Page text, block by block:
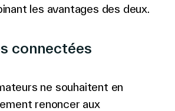
les avantages des deux.
connectées
ne souhaitent en
renoncer aux